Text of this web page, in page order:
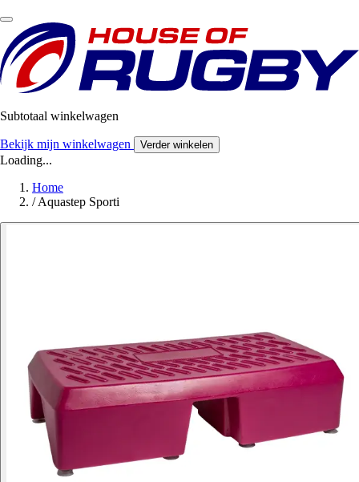
Subtotaal winkelwagen
Bekijk mijn winkelwagen Verder winkelen
Loading...
Home
/ Aquastep Sporti